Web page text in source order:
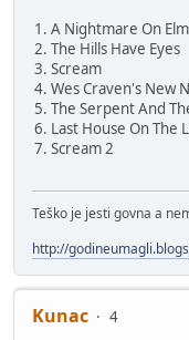
1. A Nightmare On
2. The Hills Have Eyes
3. Scream
4. Wes Craven's New
5. The Serpent And
6. Last House On The
7. Scream 2
Teško je jesti govna a
http://
Kunac
4